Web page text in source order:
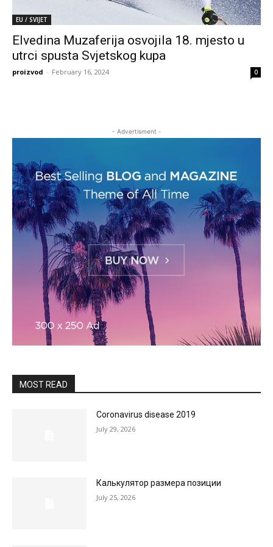
EU / SVIJET
Elvedina Muzaferija osvojila 18. mjesto u
utrci spusta Svjetskog kupa
proizvod - February 16, 2024 0
- Advertisment -
MOST READ
Coronavirus disease 2019
July 29, 2026
Калькулятор размера позиции
July 25, 2026